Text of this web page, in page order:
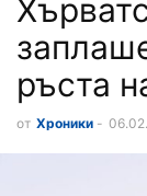
ръста
от Хроники -